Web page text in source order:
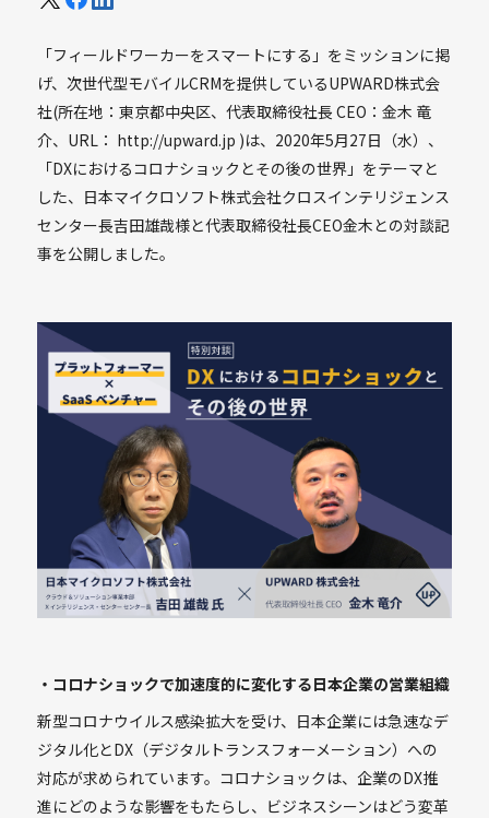
「フィールドワーカーをスマートにする」をミッションに掲
げ、次世代型モバイルCRMを提供しているUPWARD株式会
社(所在地：東京都中央区、代表取締役社長 CEO：金木 竜
介、URL： http://upward.jp )は、2020年5月27日（水）、
「DXにおけるコロナショックとその後の世界」をテーマと
した、日本マイクロソフト株式会社クロスインテリジェンス
センター長吉田雄哉様と代表取締役社長CEO金木との対談記
事を公開しました。
・コロナショックで加速度的に変化する日本企業の営業組織
新型コロナウイルス感染拡大を受け、日本企業には急速なデ
ジタル化とDX（デジタルトランスフォーメーション）への
対応が求められています。コロナショックは、企業のDX推
進にどのような影響をもたらし、ビジネスシーンはどう変革